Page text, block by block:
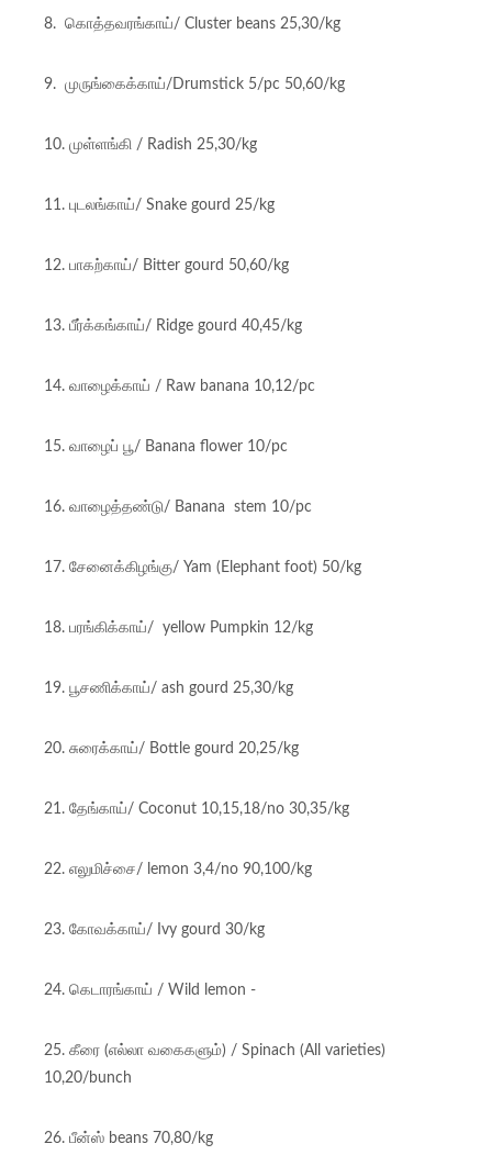
8. கொத்தவரங்காய்/ Cluster beans 25,30/kg
9. முருங்கைக்காய்/Drumstick 5/pc 50,60/kg
10. முள்ளங்கி / Radish 25,30/kg
11. புடலங்காய்/ Snake gourd 25/kg
12. பாகற்காய்/ Bitter gourd 50,60/kg
13. பீர்க்கங்காய்/ Ridge gourd 40,45/kg
14. வாழைக்காய் / Raw banana 10,12/pc
15. வாழைப் பூ/ Banana flower 10/pc
16. வாழைத்தண்டு/ Banana stem 10/pc
17. சேனைக்கிழங்கு/ Yam (Elephant foot) 50/kg
18. பரங்கிக்காய்/ yellow Pumpkin 12/kg
19. பூசணிக்காய்/ ash gourd 25,30/kg
20. சுரைக்காய்/ Bottle gourd 20,25/kg
21. தேங்காய்/ Coconut 10,15,18/no 30,35/kg
22. எலுமிச்சை/ lemon 3,4/no 90,100/kg
23. கோவக்காய்/ Ivy gourd 30/kg
24. கெடாரங்காய் / Wild lemon -
25. கீரை (எல்லா வகைகளும்) / Spinach (All varieties)
10,20/bunch
26. பீன்ஸ் beans 70,80/kg